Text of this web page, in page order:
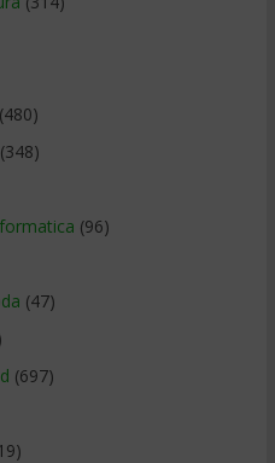
(480)
(348)
(96)
(47)
(697)